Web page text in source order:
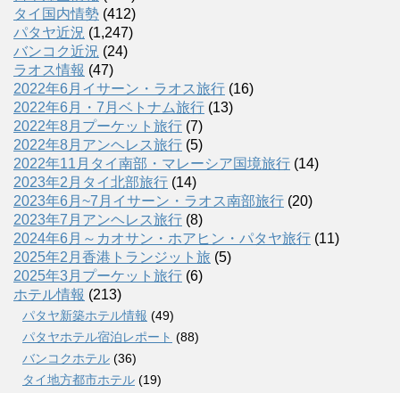
タイ国内情勢 (412)
パタヤ近況 (1,247)
バンコク近況 (24)
ラオス情報 (47)
2022年6月イサーン・ラオス旅行 (16)
2022年6月・7月ベトナム旅行 (13)
2022年8月プーケット旅行 (7)
2022年8月アンヘレス旅行 (5)
2022年11月タイ南部・マレーシア国境旅行 (14)
2023年2月タイ北部旅行 (14)
2023年6月~7月イサーン・ラオス南部旅行 (20)
2023年7月アンヘレス旅行 (8)
2024年6月～カオサン・ホアヒン・パタヤ旅行 (11)
2025年2月香港トランジット旅 (5)
2025年3月プーケット旅行 (6)
ホテル情報 (213)
パタヤ新築ホテル情報 (49)
パタヤホテル宿泊レポート (88)
バンコクホテル (36)
タイ地方都市ホテル (19)